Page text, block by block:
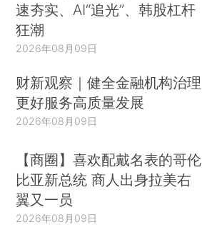
速夯实、AI“追光”、韩股杠杆
狂潮
2026年08月09日
财新观察｜健全金融机构治理
更好服务高质量发展
2026年08月09日
【商圈】喜欢配戴名表的哥伦
比亚新总统 商人出身拉美右
翼又一员
2026年08月09日